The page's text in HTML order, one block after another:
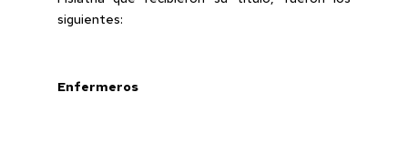
siguientes:
Enfermeros